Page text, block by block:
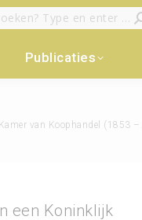
Publicaties
Kamer van Koophandel (1853 –…
een Koninklijk